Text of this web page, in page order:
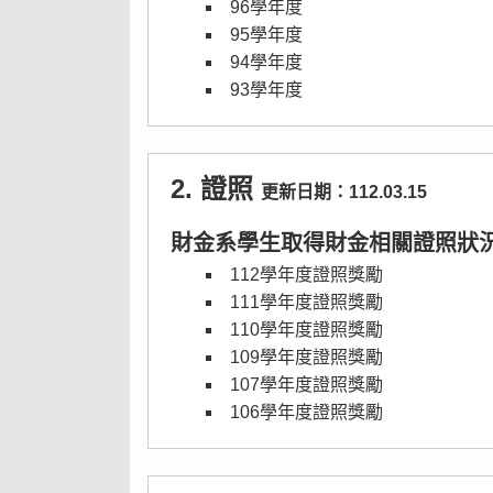
96學年度
95學年度
94學年度
93學年度
2. 證照 更新日期：112.03.15
財金系學生取得財金相關證照狀
112學年度證照獎勵
111學年度證照獎勵
110學年度證照獎勵
109學年度證照獎勵
107學年度證照獎勵
106學年度證照獎勵